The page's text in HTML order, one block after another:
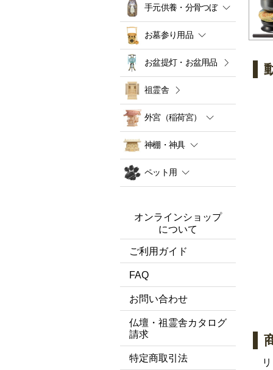
手元供養・分骨つぼ
お墓参り用品
お盆提灯・お盆用品
祖霊舎
外宮（稲荷宮）
神棚・神具
ペット用
オンラインショップ
について
ご利用ガイド
FAQ
お問い合わせ
仏壇・祖霊舎カタログ
請求
特定商取引法